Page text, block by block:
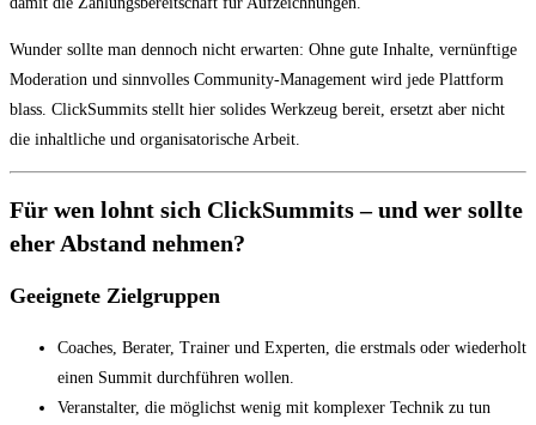
Wunder sollte man dennoch nicht erwarten: Ohne gute Inhalte, vernünftige
Moderation und sinnvolles Community-Management wird jede Plattform
blass. ClickSummits stellt hier solides Werkzeug bereit, ersetzt aber nicht
die inhaltliche und organisatorische Arbeit.
Für wen lohnt sich ClickSummits – und wer sollte
eher Abstand nehmen?
Geeignete Zielgruppen
Coaches, Berater, Trainer und Experten, die erstmals oder wiederholt
einen Summit durchführen wollen.
Veranstalter, die möglichst wenig mit komplexer Technik zu tun